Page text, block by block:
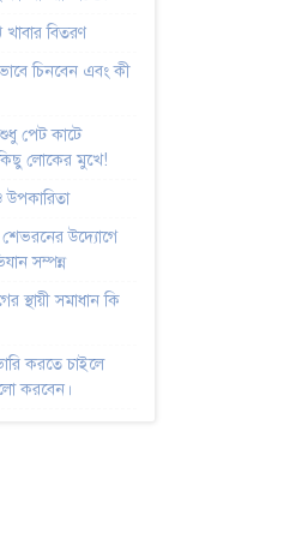
খাবার বিতরণ
চিনবেন এবং কী
পেট কাটে
লোকের মুখে!
উপকারিতা
শেভরনের উদ্যোগে
সম্পন্ন
স্থায়ী সমাধান কি
করতে চাইলে
করবেন।